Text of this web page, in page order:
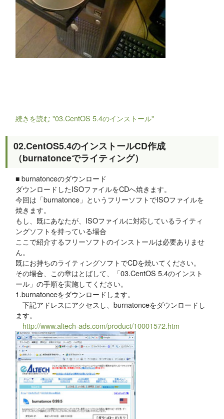
続きを読む "03.CentOS 5.4のインストール"
02.CentOS5.4のインストールCD作成
（burnatonceでライティング）
■ burnatonceのダウンロード
ダウンロードしたISOファイルをCDへ焼きます。
今回は「burnatonce」というフリーソフトでISOファイルを
焼きます。
もし、既にあなたが、ISOファイルに対応しているライティ
ングソフトを持っている場合
ここで紹介するフリーソフトのインストールは必要ありませ
ん。
既にお持ちのライティングソフトでCDを焼いてください。
その場合、この章はとばして、「03.CentOS 5.4のインスト
ール」の手順を実施してください。
1.burnatonceをダウンロードします。
下記アドレスにアクセスし、burnatonceをダウンロードし
ます。
http://www.altech-ads.com/product/10001572.htm